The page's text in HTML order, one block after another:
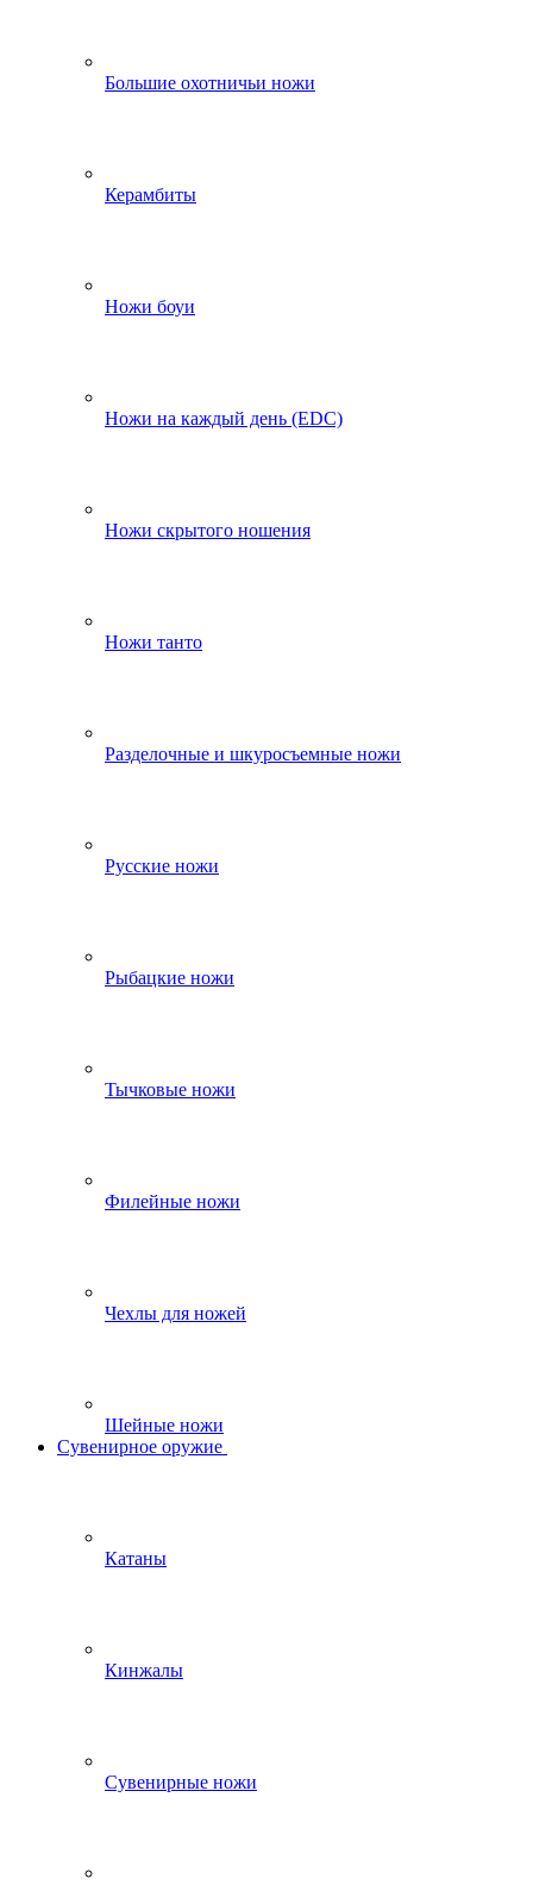
Большие охотничьи ножи
Керамбиты
Ножи боуи
Ножи на каждый день (EDC)
Ножи скрытого ношения
Ножи танто
Разделочные и шкуросъемные ножи
Русские ножи
Рыбацкие ножи
Тычковые ножи
Филейные ножи
Чехлы для ножей
Шейные ножи
Сувенирное оружие
Катаны
Кинжалы
Сувенирные ножи